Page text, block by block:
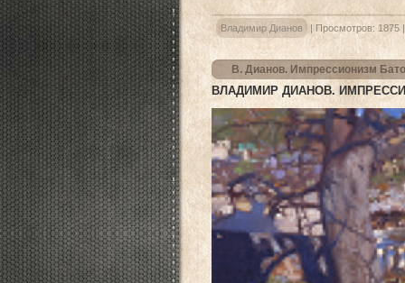
Владимир Дианов | Просмотров: 1875
В. Дианов. Импрессионизм
ВЛАДИМИР ДИАНОВ.